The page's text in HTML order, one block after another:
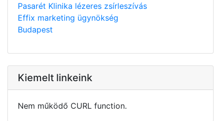
Pasarét Klinika lézeres zsírleszívás
Effix marketing ügynökség
Budapest
Kiemelt linkeink
Nem működő CURL function.